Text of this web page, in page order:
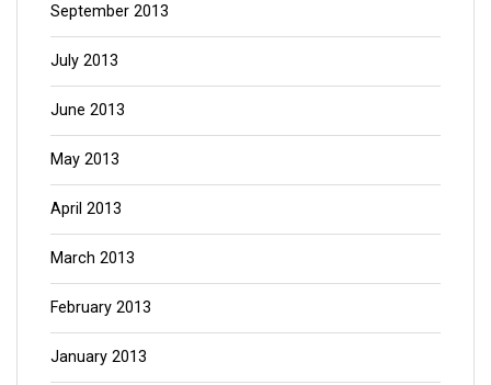
September 2013
July 2013
June 2013
May 2013
April 2013
March 2013
February 2013
January 2013